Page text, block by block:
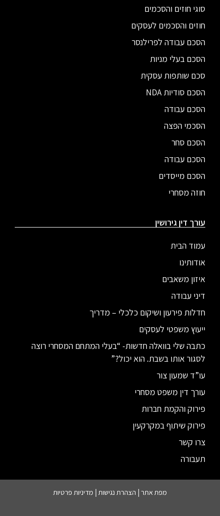
סוגי חוזים והסכמים
חוזים והסכמים לעסקים
הסכם עבודה לפרילנסר
הסכם בעלי מניות
סכם שותפות עסקית
הסכם סודיות NDA
הסכם עבודה
הסכמי הפצה
הסכם סחר
הסכם עבודה
הסכם מייסדים
חוזה מסחרי
עורך דין גירושין
עמוד הבית
אודותינו
איזון משאבים
דיני עבודה
חדלות פירעון ושיקום כלכלי – מדריך
ייעוץ משפטי לעסקים
כתבה שלי בוואלה חדשות- “בעלי המתחם המסחרי רוצה
לסגור אותו בשבת. הוא יכול?”
עו”ד שמעון צור
עורך דין משפט מסחרי
פירוק והקמת חברות
פירוק שיתוף במקרקעין
צרו קשר
תעבורה
מפת אתר | הצהרת נגישות | מדיניות פרטיות